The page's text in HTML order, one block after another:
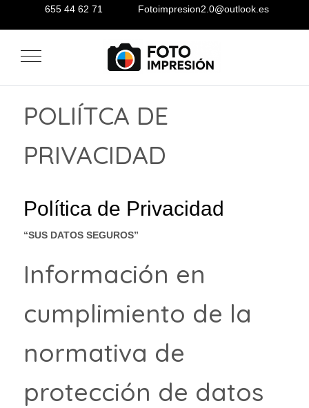
655 44 62 71 Fotoimpresion2.0@outlook.es
Mobile Menu Toggle
POLIÍTCA DE
PRIVACIDAD
Política de Privacidad
“SUS DATOS SEGUROS”
Información en
cumplimiento de la
normativa de
protección de datos